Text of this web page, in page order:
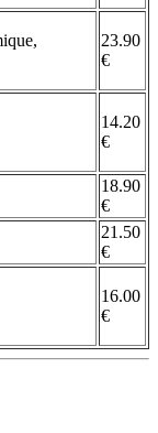
23.90
€
14.20
€
18.90
€
21.50
€
16.00
€